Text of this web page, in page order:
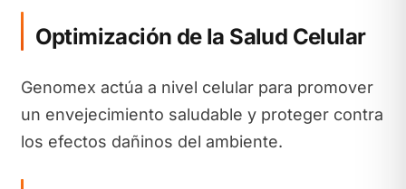
Optimización de la Salud Celular
Genomex actúa a nivel celular para promover
un envejecimiento saludable y proteger contra
los efectos dañinos del ambiente.